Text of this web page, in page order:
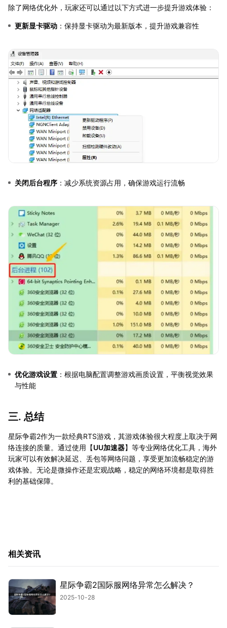
除了网络优化外，玩家还可以通过以下方式进一步提升游戏体验：
更新显卡驱动 ：保持显卡驱动为最新版本，提升游戏兼容性
关闭后台程序 ：减少系统资源占用，确保游戏运行流畅
优化游戏设置 ：根据电脑配置调整游戏画质设置，平衡视觉效果
与性能
三. 总结
星际争霸2作为一款经典RTS游戏，其游戏体验很大程度上取决于网
络连接的质量。通过使用【UU加速器】等专业网络优化工具，海外
玩家可以有效解决延迟、丢包等网络问题，享受更加流畅稳定的游
戏体验。无论是微操作还是宏观战略，稳定的网络环境都是取得胜
利的基础保障。
相关资讯
星际争霸2国际服网络异常怎么解决？
2025-10-28